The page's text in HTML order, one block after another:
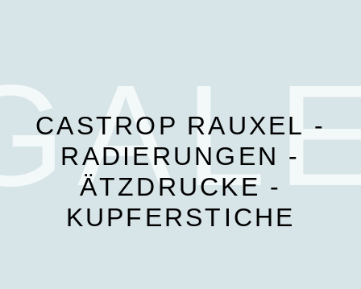
CASTROP RAUXEL -
RADIERUNGEN -
ÄTZDRUCKE -
KUPFERSTICHE